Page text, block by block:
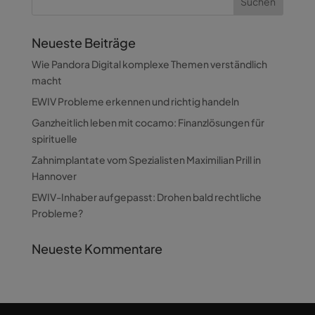
Neueste Beiträge
Wie Pandora Digital komplexe Themen verständlich
macht
EWIV Probleme erkennen und richtig handeln
Ganzheitlich leben mit cocamo: Finanzlösungen für
spirituelle
Zahnimplantate vom Spezialisten Maximilian Prill in
Hannover
EWIV-Inhaber aufgepasst: Drohen bald rechtliche
Probleme?
Neueste Kommentare